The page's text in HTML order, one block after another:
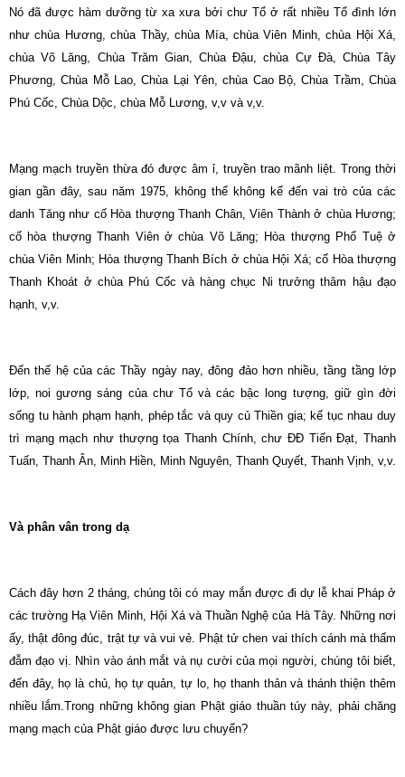
Nó đã được hàm dưỡng từ xa xưa bởi chư Tổ ở rất nhiều Tổ đình lớn
như chùa Hương, chùa Thầy, chùa Mía, chùa Viên Minh, chùa Hội Xá,
chùa Võ Lăng, Chùa Trăm Gian, Chùa Đậu, chùa Cự Đà, Chùa Tây
Phương, Chùa Mỗ Lao, Chùa Lại Yên, chùa Cao Bộ, Chùa Trầm, Chùa
Phú Cốc, Chùa Dộc, chùa Mỗ Lương, v,v và v,v.
Mạng mạch truyền thừa đó được âm ỉ, truyền trao mãnh liệt. Trong thời
gian gần đây, sau năm 1975, không thể không kể đến vai trò của các
danh Tăng như cố Hòa thượng Thanh Chân, Viên Thành ở chùa Hương;
cố hòa thượng Thanh Viên ở chùa Võ Lăng; Hòa thượng Phổ Tuệ ở
chùa Viên Minh; Hòa thượng Thanh Bích ở chùa Hội Xá; cố Hòa thượng
Thanh Khoát ở chùa Phú Cốc và hàng chục Ni trưởng thâm hậu đạo
hạnh, v,v.
Đến thế hệ của các Thầy ngày nay, đông đảo hơn nhiều, tầng tầng lớp
lớp, noi gương sáng của chư Tổ và các bậc long tượng, giữ gìn đời
sống tu hành phạm hạnh, phép tắc và quy củ Thiền gia; kế tục nhau duy
trì mạng mạch như thượng tọa Thanh Chính, chư ĐĐ Tiến Đạt, Thanh
Tuấn, Thanh Ân, Minh Hiền, Minh Nguyên, Thanh Quyết, Thanh Vịnh, v,v.
Và phân vân trong dạ
Cách đây hơn 2 tháng, chúng tôi có may mắn được đi dự lễ khai Pháp ở
các trường Hạ Viên Minh, Hội Xá và Thuần Nghệ của Hà Tây. Những nơi
ấy, thật đông đúc, trật tự và vui vẻ. Phật tử chen vai thích cánh mà thấm
đẫm đạo vị. Nhìn vào ánh mắt và nụ cười của mọi người, chúng tôi biết,
đến đây, họ là chủ, họ tự quản, tự lo, họ thanh thản và thánh thiện thêm
nhiều lắm.Trong những không gian Phật giáo thuần túy này, phải chăng
mạng mạch của Phật giáo được lưu chuyển?